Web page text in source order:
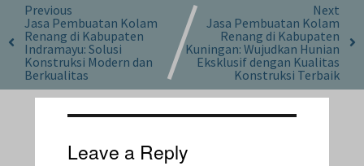
Previous
Jasa Pembuatan Kolam
Renang di Kabupaten
Indramayu: Solusi
Konstruksi Modern dan
Berkualitas
Next
Jasa Pembuatan Kolam
Renang di Kabupaten
Kuningan: Wujudkan Hunian
Eksklusif dengan Kualitas
Konstruksi Terbaik
Leave a Reply